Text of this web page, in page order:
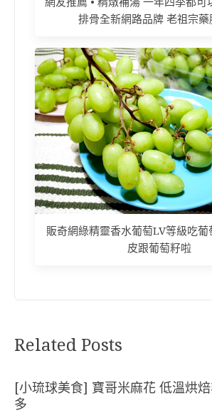
排骨全新網路品牌 老祖宗藥
販奇網綠精靈香水葡萄LV等級吃葡
皮跟葡萄籽啦
Related Posts
[小琉球美食] 寶哥米麻花 低溫烘
多